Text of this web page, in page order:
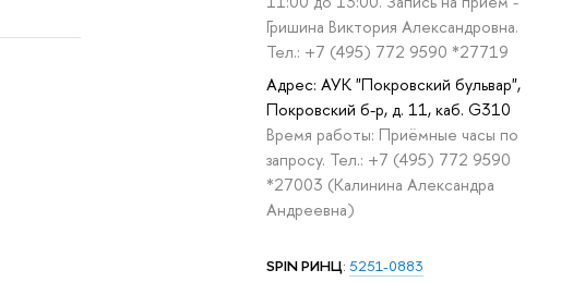
Гришина Виктория Александровна.
Тел.: +7 (495) 772 9590 *27719
Адрес: АУК "Покровский бульвар",
Покровский б-р, д. 11, каб. G310
Время работы: Приёмные часы по
запросу. Тел.: +7 (495) 772 9590
*27003 (Калинина Александра
Андреевна)
SPIN РИНЦ: 5251-0883